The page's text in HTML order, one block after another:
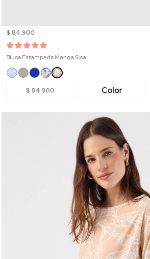
$ 84.900
Blusa Estampada Manga Sisa
$ 84.900 Color